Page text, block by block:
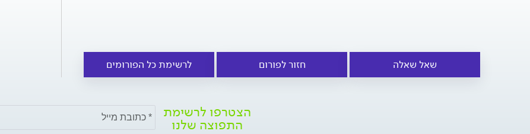
שאל שאלה חזור לפורום לרשימת כל הפורומים
הצטרפו לרשימת
התפוצה שלנו